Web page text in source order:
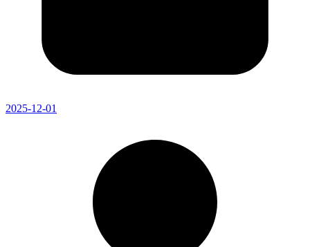
2025-12-01